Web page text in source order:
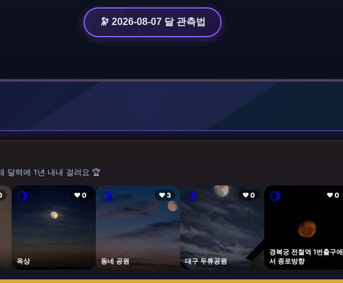
🔭 2026-08-07 달 관측법
달력에 1년 내내 걸려요 🏆
🌖 ❤ 0
옥상
🌖 ❤ 3
동네 공원
🌖 ❤ 0
대구 두류공원
🌖 ❤ 0
경복궁 전철역 1번출구에
서 종로방향